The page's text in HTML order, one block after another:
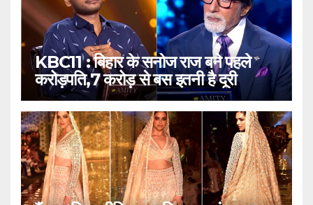
KBC11 : बिहार के सनोज राज बने पहले
करोड़पति,7 करोड़ से बस इतनी है दूरी